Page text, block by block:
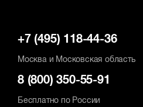
+7 (495) 118-44-36
Москва и Московская область
8 (800) 350-55-91
Бесплатно по России